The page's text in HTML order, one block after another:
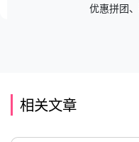
优惠拼团
相关文章